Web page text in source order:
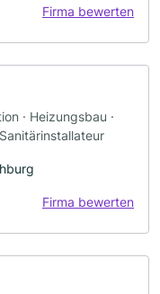
Firma bewerten
· Heizungsbau ·
Firma bewerten